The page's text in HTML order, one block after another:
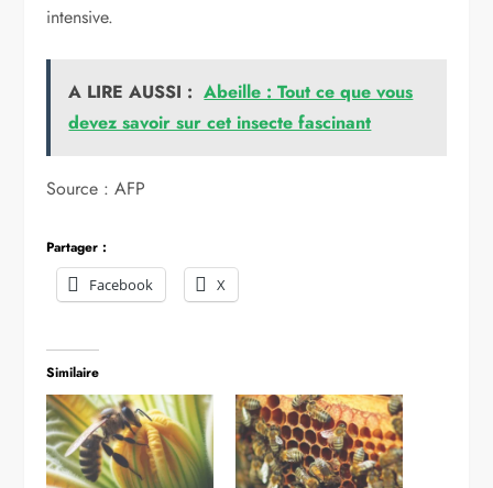
intensive.
A LIRE AUSSI : Abeille : Tout ce que vous
devez savoir sur cet insecte fascinant
Source : AFP
Partager :
Facebook
X
Similaire